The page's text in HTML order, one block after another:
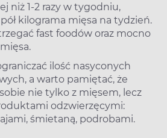
niż 1-2 razy w tygodniu,
kilograma mięsa na tydzień.
fast foodów oraz mocno
ilość nasyconych
a warto pamiętać, że
nie tylko z mięsem, lecz
odzwierzęcymi:
śmietaną, podrobami.